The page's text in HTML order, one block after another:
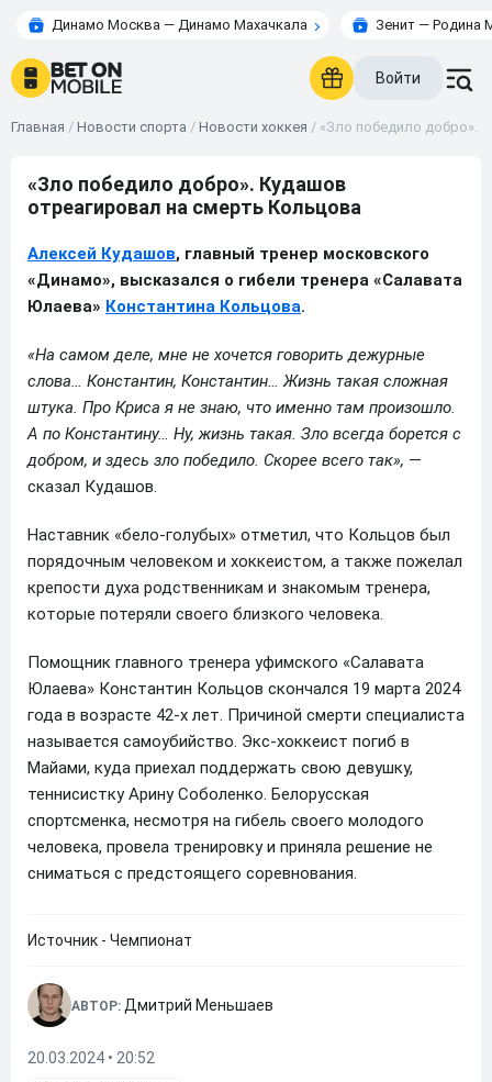
Динамо Москва — Динамо Махачкала Зенит — Родина
Войти
Главная / Новости спорта / Новости хоккея / «Зло победило добро».
«Зло победило добро». Кудашов
отреагировал на смерть Кольцова
Алексей Кудашов, главный тренер московского
«Динамо», высказался о гибели тренера «Салавата
Юлаева» Константина Кольцова.
«На самом деле, мне не хочется говорить дежурные
слова… Константин, Константин… Жизнь такая сложная
штука. Про Криса я не знаю, что именно там произошло.
А по Константину… Ну, жизнь такая. Зло всегда борется с
добром, и здесь зло победило. Скорее всего так», —
сказал Кудашов.
Наставник «бело-голубых» отметил, что Кольцов был
порядочным человеком и хоккеистом, а также пожелал
крепости духа родственникам и знакомым тренера,
которые потеряли своего близкого человека.
Помощник главного тренера уфимского «Салавата
Юлаева» Константин Кольцов скончался 19 марта 2024
года в возрасте 42-х лет. Причиной смерти специалиста
называется самоубийство. Экс-хоккеист погиб в
Майами, куда приехал поддержать свою девушку,
теннисистку Арину Соболенко. Белорусская
спортсменка, несмотря на гибель своего молодого
человека, провела тренировку и приняла решение не
сниматься с предстоящего соревнования.
Источник - Чемпионат
АВТОР: Дмитрий Меньшаев
20.03.2024 • 20:52